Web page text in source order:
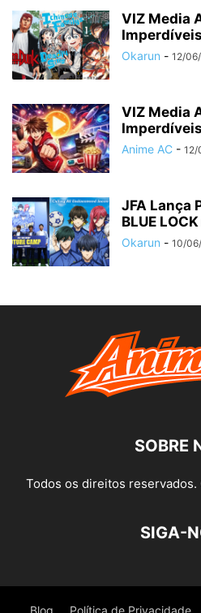
VIZ Media
Okarun - 12/
VIZ Media
Anime AC - 12/
JFA Lança
BLUE
Okarun - 10/
SOBRE
Todos os direitos
SIGA-